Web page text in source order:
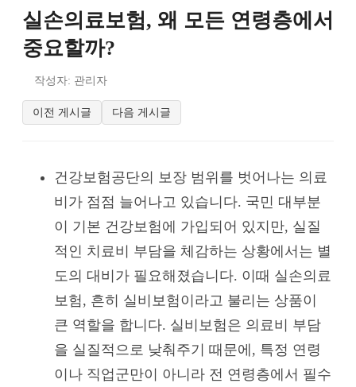
실손의료보험, 왜 모든 연령층에서
중요할까?
작성자: 관리자
이전 게시글 다음 게시글
건강보험공단의 보장 범위를 벗어나는 의료
비가 점점 늘어나고 있습니다. 국민 대부분
이 기본 건강보험에 가입되어 있지만, 실질
적인 치료비 부담을 체감하는 상황에서는 별
도의 대비가 필요해졌습니다. 이때 실손의료
보험, 흔히 실비보험이라고 불리는 상품이
큰 역할을 합니다. 실비보험은 의료비 부담
을 실질적으로 낮춰주기 때문에, 특정 연령
이나 직업군만이 아니라 전 연령층에서 필수